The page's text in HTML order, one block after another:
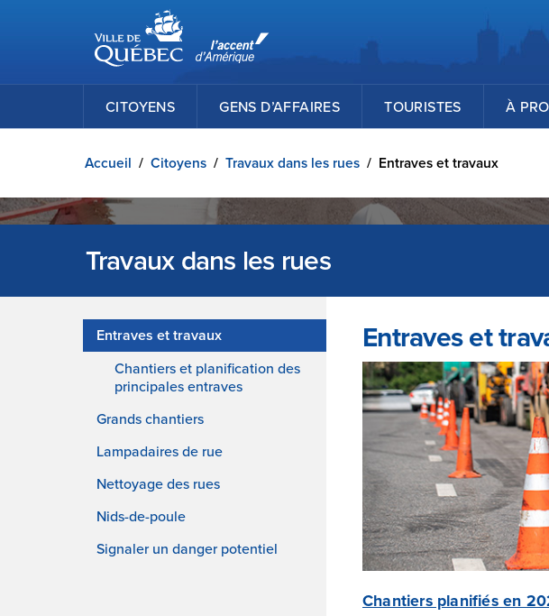
Passer au contenu principal
Ville de Québec
CITOYENS GENS D’AFFAIRES TOURISTES À
Accueil / Citoyens / Travaux dans les rues / Entraves et travaux
Travaux dans les rues
Entraves et travaux
Chantiers et planification des
principales entraves
Grands chantiers
Lampadaires de rue
Nettoyage des rues
Nids-de-poule
Signaler un danger potentiel
Entraves et
Chantiers planifiés en